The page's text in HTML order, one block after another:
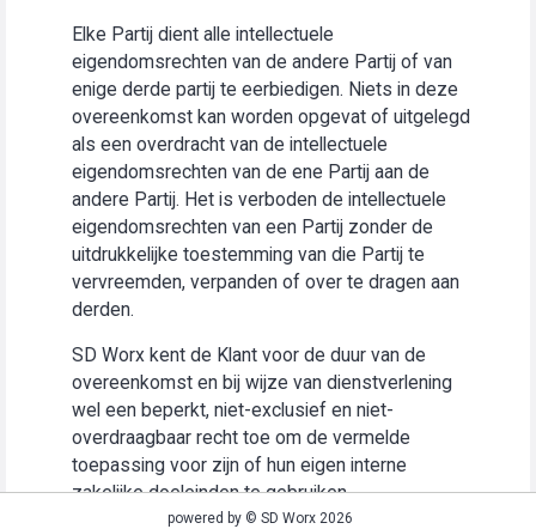
Elke Partij dient alle intellectuele
eigendomsrechten van de andere Partij of van
enige derde partij te eerbiedigen. Niets in deze
overeenkomst kan worden opgevat of uitgelegd
als een overdracht van de intellectuele
eigendomsrechten van de ene Partij aan de
andere Partij. Het is verboden de intellectuele
eigendomsrechten van een Partij zonder de
uitdrukkelijke toestemming van die Partij te
vervreemden, verpanden of over te dragen aan
derden.
SD Worx kent de Klant voor de duur van de
overeenkomst en bij wijze van dienstverlening
wel een beperkt, niet-exclusief en niet-
overdraagbaar recht toe om de vermelde
toepassing voor zijn of hun eigen interne
zakelijke doeleinden te gebruiken
(“Gebruiksrecht”).powered by © SD Worx 2026